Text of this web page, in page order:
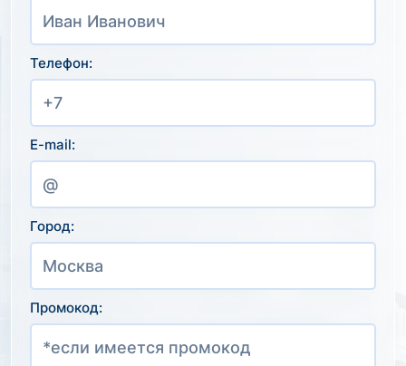
Телефон:
E-mail:
Город:
Промокод: